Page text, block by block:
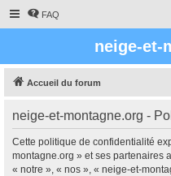
FAQ
neige-et-
Accueil du forum
neige-et-montagne.org -
Cette politique de confidentialité
montagne.org » et ses partenaires
« notre », « nos », « neige-et-